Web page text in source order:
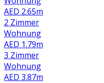
AED 2.65m
2 Zimmer
Wohnung
AED 1.79m
3 Zimmer
Wohnung
AED 3.87m